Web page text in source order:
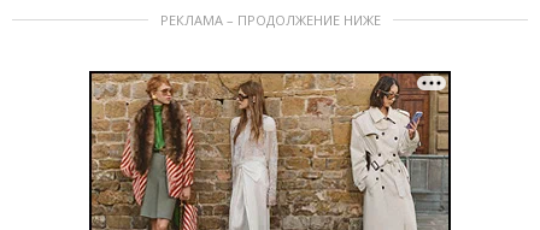
РЕКЛАМА – ПРОДОЛЖЕНИЕ НИЖЕ